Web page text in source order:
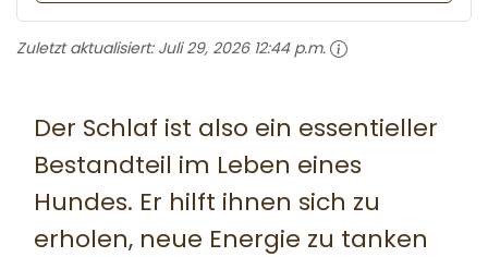
Zuletzt aktualisiert: Juli 29, 2026 12:44 p.m.
Der Schlaf ist also ein essentieller
Bestandteil im Leben eines
Hundes. Er hilft ihnen sich zu
erholen, neue Energie zu tanken